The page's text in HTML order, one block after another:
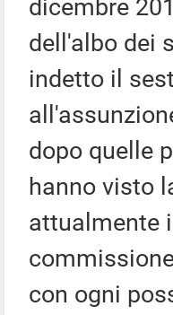
dicembre
dell'albo dei
indetto il
dopo quelle
hanno visto
attualmente
con ogni